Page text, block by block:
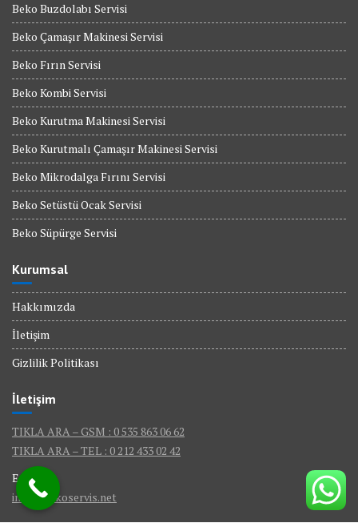
Beko Buzdolabı Servisi
Beko Çamaşır Makinesi Servisi
Beko Fırın Servisi
Beko Kombi Servisi
Beko Kurutma Makinesi Servisi
Beko Kurutmalı Çamaşır Makinesi Servisi
Beko Mikrodalga Fırını Servisi
Beko Setüstü Ocak Servisi
Beko Süpürge Servisi
Kurumsal
Hakkımızda
İletişim
Gizlilik Politikası
İletişim
TIKLA ARA – GSM : 0 535 863 06 62
TIKLA ARA – TEL : 0 212 433 02 42
E-Mail :
info@bekoservis.net